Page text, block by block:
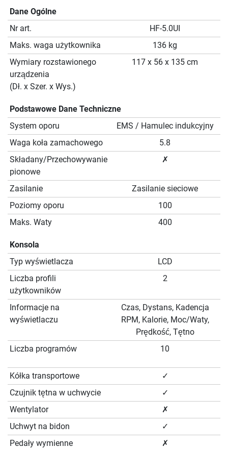
Dane Ogólne
Nr art.
HF-5.0UI
Maks. waga użytkownika
136 kg
Wymiary rozstawionego
urządzenia
(Dł. x Szer. x Wys.)
117 x 56 x 135 cm
Podstawowe Dane Techniczne
System oporu
EMS / Hamulec indukcyjny
Waga koła zamachowego
5.8
Składany/Przechowywanie
pionowe
✗
Zasilanie
Zasilanie sieciowe
Poziomy oporu
100
Maks. Waty
400
Konsola
Typ wyświetlacza
LCD
Liczba profili
użytkowników
2
Informacje na
wyświetlaczu
Czas, Dystans, Kadencja
RPM, Kalorie, Moc/Waty,
Prędkość, Tętno
Liczba programów
10
Kółka transportowe
✓
Czujnik tętna w uchwycie
✓
Wentylator
✗
Uchwyt na bidon
✓
Pedały wymienne
✗